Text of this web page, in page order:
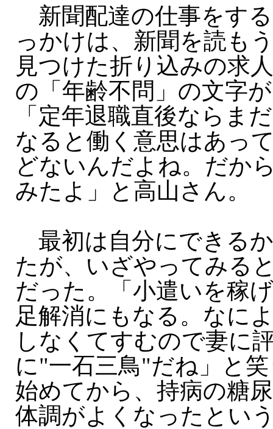
新聞配達の仕事をす
っかけは、新聞を読も
見つけた折り込みの求
の「年齢不問」の文字
「定年退職直後ならま
なると働く意思はあっ
どないんだよね。だか
みたよ」と高山さん。
最初は自分にできる
たが、いざやってみる
だった。「小遣いを稼
足解消にもなる。なに
しなくてすむので妻に
に"一石三鳥"だね」と
始めてから、持病の糖
体調がよくなったとい